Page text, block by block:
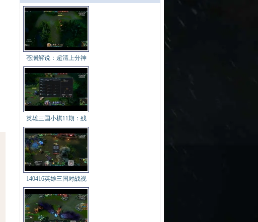
更多>
苍澜解说：超清上分神
英雄三国小棋11期：残
140416英雄三国对战视